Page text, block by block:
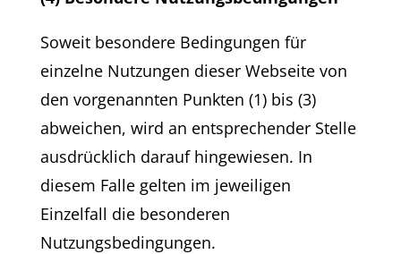
Soweit besondere Bedingungen für
einzelne Nutzungen dieser Webseite von
den vorgenannten Punkten (1) bis (3)
abweichen, wird an entsprechender Stelle
ausdrücklich darauf hingewiesen. In
diesem Falle gelten im jeweiligen
Einzelfall die besonderen
Nutzungsbedingungen.